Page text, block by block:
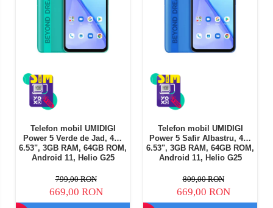
Telefon mobil UMIDIGI
Power 5 Verde de Jad, 4G,
6.53", 3GB RAM, 64GB ROM,
Android 11, Helio G25
contact, 6150mAh, Dual SIM
799,00 RON
669,00 RON
Telefon mobil UMIDIGI
Power 5 Safir Albastru, 4G,
6.53", 3GB RAM, 64GB ROM,
Android 11, Helio G25
contact, 6150mAh, Dual SIM
809,00 RON
669,00 RON